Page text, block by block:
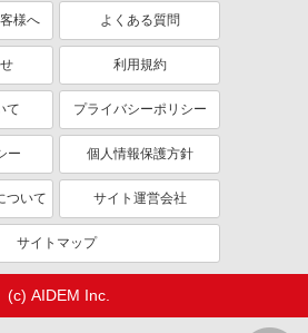
様へ よくある質問
利用規約
て プライバシーポリシー
ー 個人情報保護方針
ついて サイト運営会社
サイトマップ
(c) AIDEM Inc.